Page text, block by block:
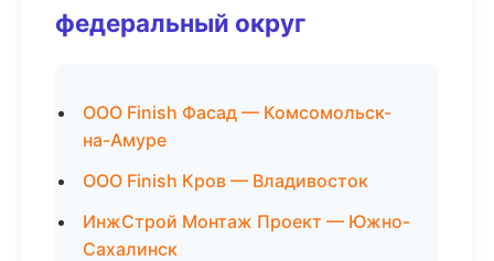
федеральный округ
ООО Finish Фасад — Комсомольск-
на-Амуре
ООО Finish Кров — Владивосток
ИнжСтрой Монтаж Проект — Южно-
Сахалинск